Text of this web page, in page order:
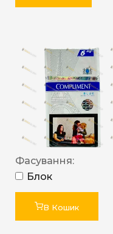
Фасування:
Блок
В Кошик